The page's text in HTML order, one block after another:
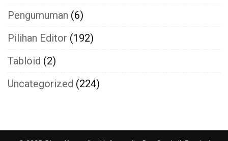
Pengumuman (6)
Pilihan Editor (192)
Tabloid (2)
Uncategorized (224)